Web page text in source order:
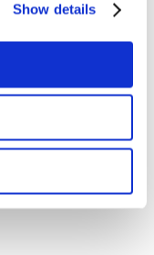
Show details